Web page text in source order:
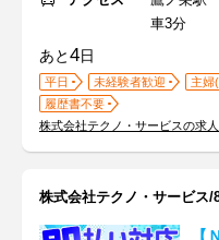
車3分
あと4日
平日 未経験者歓迎 主婦
履歴書不要
株式会社テクノ・サービスの求
株式会社テクノ・サービス/